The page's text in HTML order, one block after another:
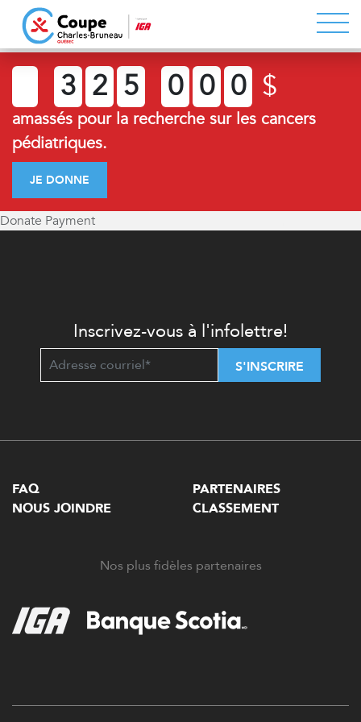
3 2 5 0 0 0 $
amassés pour la recherche sur les cancers
pédiatriques.
JE DONNE
Donate Payment
Inscrivez-vous à l'infolettre!
S'INSCRIRE
FAQ
NOUS JOINDRE
PARTENAIRES
CLASSEMENT
Nos plus fidèles partenaires